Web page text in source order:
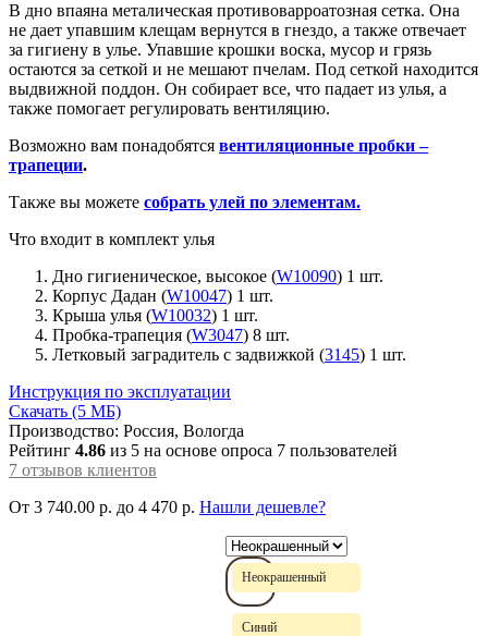
В дно впаяна металическая противоварроатозная сетка. Она
не дает упавшим клещам вернутся в гнездо, а также отвечает
за гигиену в улье. Упавшие крошки воска, мусор и грязь
остаются за сеткой и не мешают пчелам. Под сеткой находится
выдвижной поддон. Он собирает все, что падает из улья, а
также помогает регулировать вентиляцию.
Возможно вам понадобятся вентиляционные пробки –
трапеции.
Также вы можете собрать улей по элементам.
Что входит в комплект улья
Дно гигиеническое, высокое (W10090) 1 шт.
Корпус Дадан (W10047) 1 шт.
Крыша улья (W10032) 1 шт.
Пробка-трапеция (W3047) 8 шт.
Летковый заградитель с задвижкой (3145) 1 шт.
Инструкция по эксплуатации
Скачать (5 МБ)
Производство: Россия, Вологда
Рейтинг 4.86 из 5 на основе опроса 7 пользователей
7 отзывов клиентов
От 3 740.00 р. до 4 470 р. Нашли дешевле?
Неокрашенный
Синий